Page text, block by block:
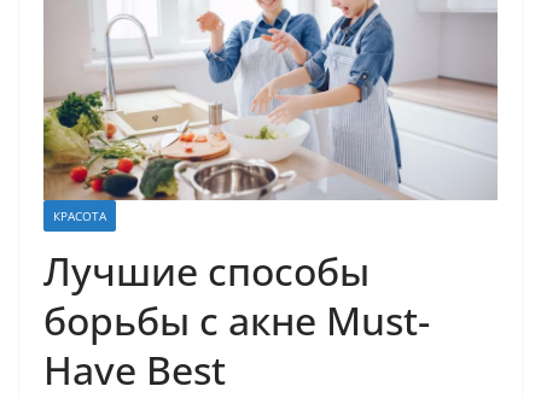
КРАСОТА
Лучшие способы
борьбы с акне Must-
Have Best